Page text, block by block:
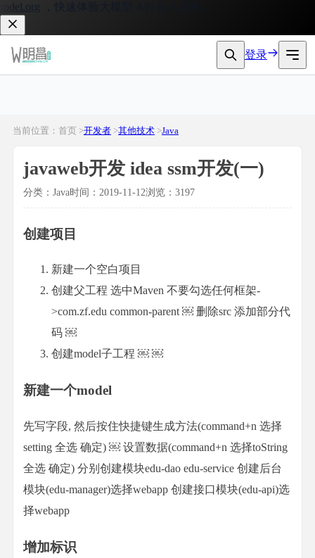
，快速体验大模型 API 接入服务。
登录
当前位置：首页 >开发者 >其他技术 >Java
javaweb开发 idea ssm开发(一)
分类：Java时间：2019-11-12浏览：3197
创建项目
新建一个空白项目
创建父工程 选中Maven 不要勾选任何框架-
>com.zf.edu common-parent￼ 删除src 添加部分代
码 ￼
创建model子工程 ￼ ￼
新建一个model
先写字段, 然后按住快捷键生成方法(command+n 选择
setting 全选 确定) ￼ 设置数据(command+n 选择toString
全选 确定) 分别创建模块edu-dao edu-service 创建后台
模块(edu-manager)选择webapp 创建接口模块(edu-api)选
择webapp
增加标识